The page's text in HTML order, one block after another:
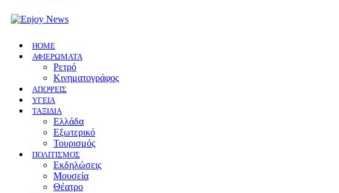
HOME
ΑΦΙΕΡΩΜΑΤΑ
Ρετρό
Κινηματογράφος
ΑΠΟΨΕΙΣ
ΥΓΕΙΑ
ΤΑΞΙΔΙΑ
Ελλάδα
Εξωτερικό
Τουρισμός
ΠΟΛΙΤΙΣΜΟΣ
Eκδηλώσεις
Mουσεία
Θέατρο